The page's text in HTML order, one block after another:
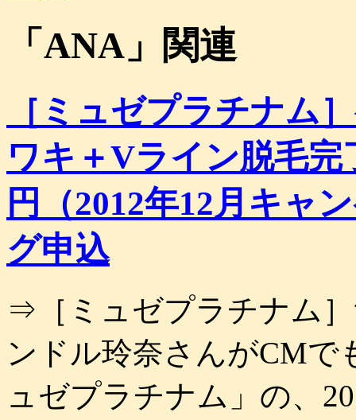
「 ANA 」関連
［ミュゼプラチナム
ワキ＋Vライン脱毛
円（2012年12月キャ
グ申込
⇒［ミュゼプラチナム
ンドル玲奈さんがCMで
ュゼプラチナム」の、